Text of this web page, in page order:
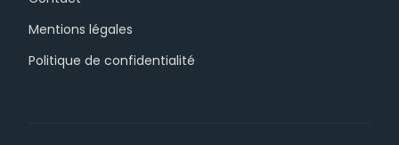
Mentions légales
Politique de confidentialité